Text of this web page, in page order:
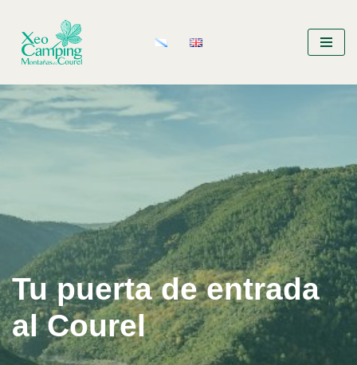
Saltar
Tu puerta de entrada
al Courel